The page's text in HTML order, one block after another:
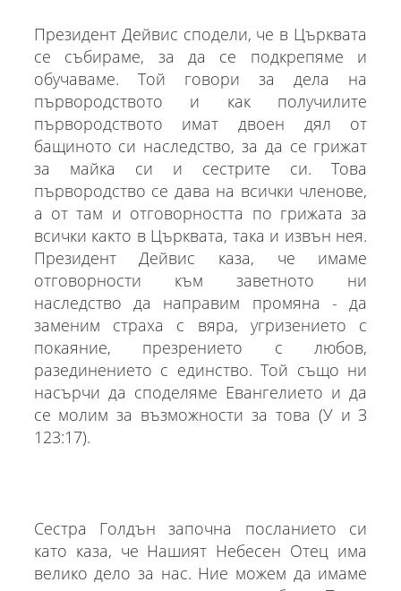
Президент Дейвис сподели, че в Църквата
се събираме, за да се подкрепяме и
обучаваме. Той говори за дела на
първородството и как получилите
първородството имат двоен дял от
бащиното си наследство, за да се грижат
за майка си и сестрите си. Това
първородство се дава на всички членове,
а от там и отговорността по грижата за
всички както в Църквата, така и извън нея.
Президент Дейвис каза, че имаме
отговорности към заветното ни
наследство да направим промяна - да
заменим страха с вяра, угризението с
покаяние, презрението с любов,
разединението с единство. Той също ни
насърчи да споделяме Евангелието и да
се молим за възможности за това (У и З
123:17).
Сестра Голдън започна посланието си
като каза, че Нашият Небесен Отец има
велико дело за нас. Ние можем да имаме